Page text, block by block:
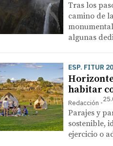
Tras los
camino de
algunas
ESP. FITUR
habitar
Redacción
Parajes y
sostenible,
ejercicio o